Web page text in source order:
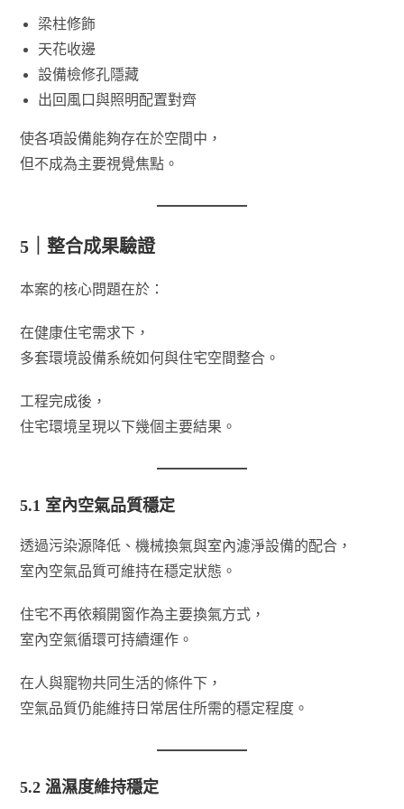
梁柱修飾
天花收邊
設備檢修孔隱藏
出回風口與照明配置對齊
使各項設備能夠存在於空間中，
但不成為主要視覺焦點。
5｜整合成果驗證
本案的核心問題在於：
在健康住宅需求下，
多套環境設備系統如何與住宅空間整合。
工程完成後，
住宅環境呈現以下幾個主要結果。
5.1 室內空氣品質穩定
透過污染源降低、機械換氣與室內濾淨設備的配合，
室內空氣品質可維持在穩定狀態。
住宅不再依賴開窗作為主要換氣方式，
室內空氣循環可持續運作。
在人與寵物共同生活的條件下，
空氣品質仍能維持日常居住所需的穩定程度。
5.2 溫濕度維持穩定